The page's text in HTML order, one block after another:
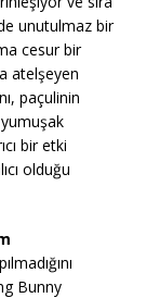
unutulmaz bir
cesur bir
atelşeyen
paçulinin
bir etki
olduğu
Bunny